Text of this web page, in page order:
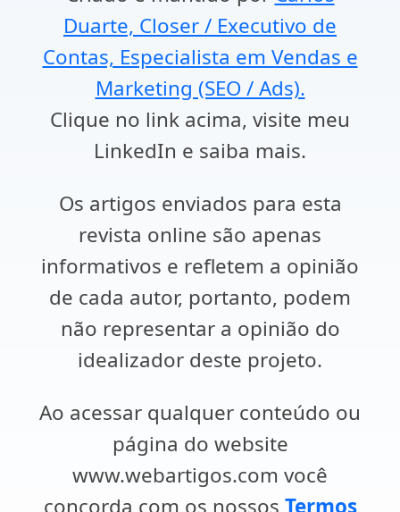
Duarte, Closer / Executivo de
Contas, Especialista em Vendas e
Marketing (SEO / Ads).
Clique no link acima, visite meu
LinkedIn e saiba mais.
Os artigos enviados para esta
revista online são apenas
informativos e refletem a opinião
de cada autor, portanto, podem
não representar a opinião do
idealizador deste projeto.
Ao acessar qualquer conteúdo ou
página do website
www.webartigos.com você
concorda com os nossos Termos